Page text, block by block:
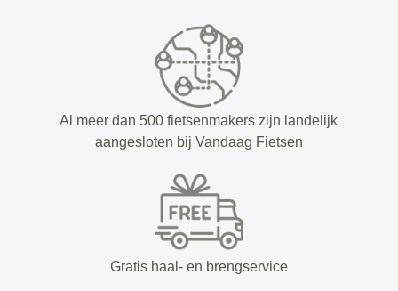
Al meer dan 500 fietsenmakers zijn landelijk
aangesloten bij Vandaag Fietsen
Gratis haal- en brengservice